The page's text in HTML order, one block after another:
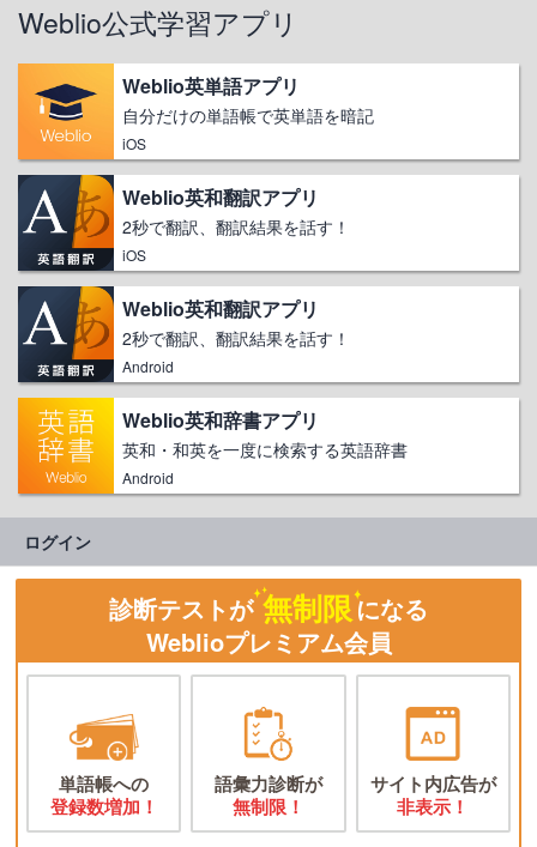
Weblio公式学習アプリ
Weblio英単語アプリ
自分だけの単語帳で英単語を暗記
iOS
Weblio英和翻訳アプリ
2秒で翻訳、翻訳結果を話す！
iOS
Weblio英和翻訳アプリ
2秒で翻訳、翻訳結果を話す！
Android
Weblio英和辞書アプリ
英和・和英を一度に検索する英語辞書
Android
ログイン
診断テストが 無制限になる
Weblioプレミアム会員
単語帳への
登録数増加！
語彙力診断が
無制限！
サイト内広告が
非表示！